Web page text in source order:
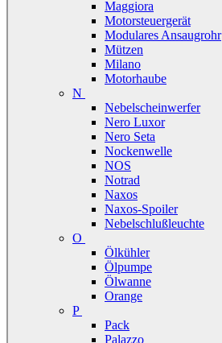
Maggiora
Motorsteuergerät
Modulares Ansaugrohr
Mützen
Milano
Motorhaube
N
Nebelscheinwerfer
Nero Luxor
Nero Seta
Nockenwelle
NOS
Notrad
Naxos
Naxos-Spoiler
Nebelschlußleuchte
O
Ölkühler
Ölpumpe
Ölwanne
Orange
P
Pack
Palazzo